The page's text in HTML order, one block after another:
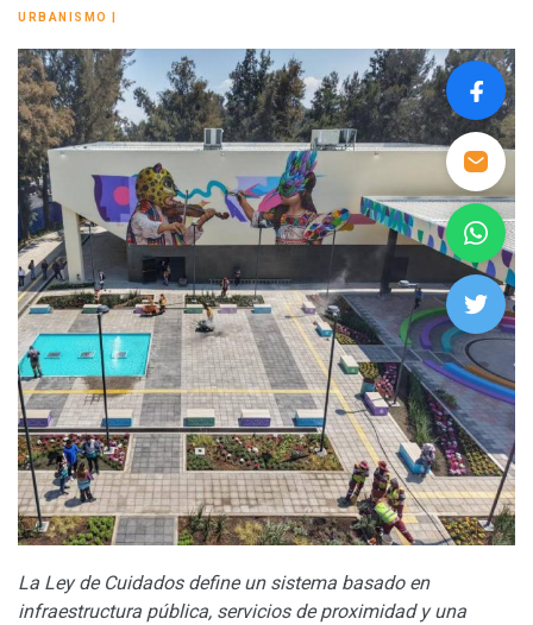
URBANISMO
La Ley de Cuidados define un sistema basado en
infraestructura pública, servicios de proximidad y una